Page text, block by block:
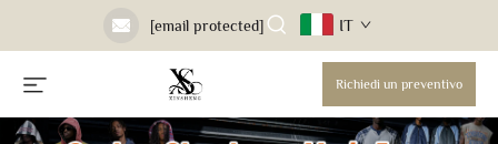
[email protected] IT
Richiedi un preventivo